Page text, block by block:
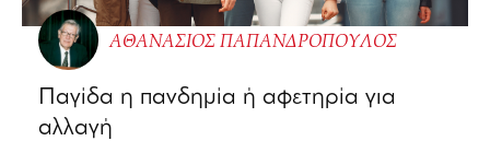
ΑΘΑΝΑΣΙΟΣ ΠΑΠΑΝΔΡΟΠΟΥΛΟΣ
Παγίδα η πανδημία ή αφετηρία για
αλλαγή